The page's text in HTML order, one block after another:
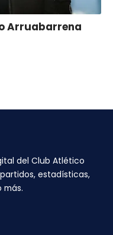
Arruabarrena
del Club Atlético
estadísticas,
más.